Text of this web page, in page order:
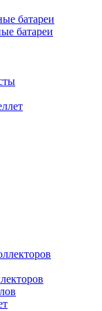
батареи
батареи